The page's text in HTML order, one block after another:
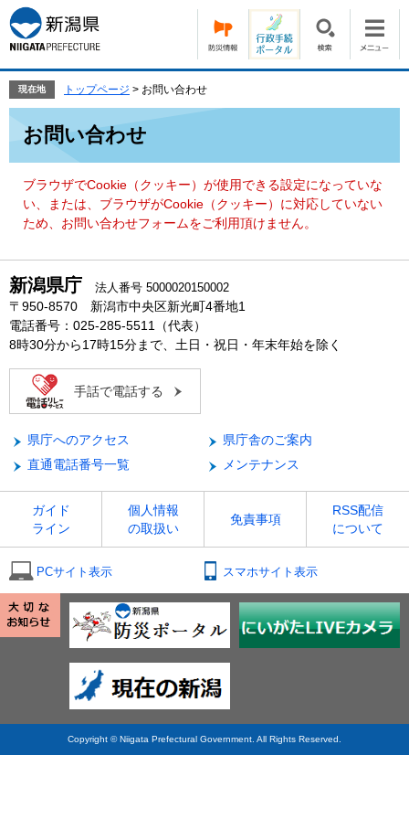
ー
ジ
の
頭
す。
ニ
ュ
ー
飛
て
現在地 トップページ > お問い合わせ
お問い合わせ
ブラウザでCookie（クッキー）が使用できる設定になっていな
い、または、ブラウザがCookie（クッキー）に対応していない
ため、お問い合わせフォームをご利用頂けません。
新潟県庁 法人番号 5000020150002
〒950-8570 新潟市中央区新光町4番地1
電話番号：025-285-5511（代表）
8時30分から17時15分まで、土日・祝日・年末年始を除く
手話で電話する
県庁へのアクセス
県庁舎のご案内
直通電話番号一覧
メンテナンス
ガイド
ライン
個人情報
の取扱い
免責事項
RSS配信
について
PCサイト表示 スマホサイト表示
Copyright © Niigata Prefectural Government. All Rights Reserved.